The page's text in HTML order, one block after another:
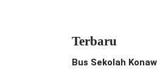
Terbaru
Bus Sekolah